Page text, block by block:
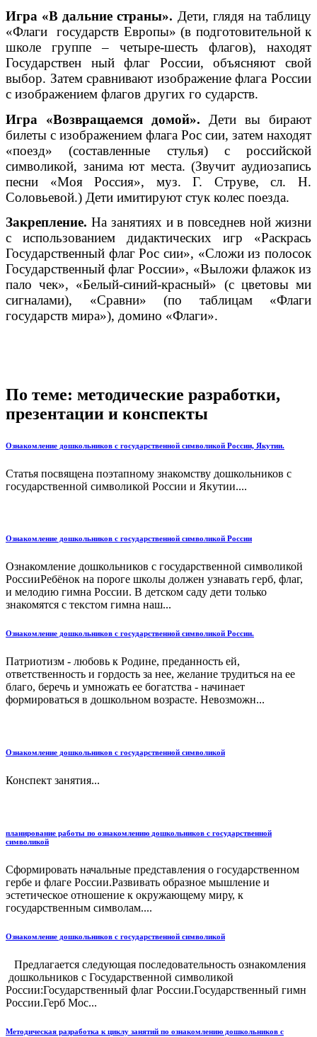
Игра «В дальние страны». Дети, глядя на таблицу
«Флаги государств Европы» (в подготовительной к
школе группе – четыре-шесть флагов), находят
Государствен ный флаг России, объясняют свой
выбор. Затем сравнивают изображение флага России
с изображением флагов других го сударств.
Игра «Возвращаемся домой». Дети вы бирают
билеты с изображением флага Рос сии, затем находят
«поезд» (составленные стулья) с российской
символикой, занима ют места. (Звучит аудиозапись
песни «Моя Россия», муз. Г. Струве, сл. Н.
Соловьевой.) Дети имитируют стук колес поезда.
Закрепление. На занятиях и в повседнев ной жизни
с использованием дидактических игр «Раскрась
Государственный флаг Рос сии», «Сложи из полосок
Государственный флаг России», «Выложи флажок из
пало чек», «Белый-синий-красный» (с цветовы ми
сигналами), «Сравни» (по таблицам «Флаги
государств мира»), домино «Флаги».
По теме: методические разработки,
презентации и конспекты
Ознакомление дошкольников с государственной символикой России, Якутии.
Статья посвящена поэтапному знакомству дошкольников с
государственной символикой России и Якутии....
Ознакомление дошкольников с государственной символикой России
Ознакомление дошкольников с государственной символикой
РоссииРебёнок на пороге школы должен узнавать герб, флаг,
и мелодию гимна России. В детском саду дети только
знакомятся с текстом гимна наш...
Ознакомление дошкольников с государственной символикой России.
Патриотизм - любовь к Родине, преданность ей,
ответственность и гордость за нее, желание трудиться на ее
благо, беречь и умножать ее богатства - начинает
формироваться в дошкольном возрасте. Невозможн...
Ознакомление дошкольников с государственной символикой
Конспект занятия...
планирование работы по ознакомлению дошкольников с государственной
символикой
Сформировать начальные представления о государственном
гербе и флаге России.Развивать образное мышление и
эстетическое отношение к окружающему миру, к
государственным символам....
Ознакомление дошкольников с государственной символикой
Предлагается следующая последовательность ознакомления
дошкольников с Государственной символикой
России:Государственный флаг России.Государственный гимн
России.Герб Мос...
Методическая разработка к циклу занятий по ознакомлению дошкольников с